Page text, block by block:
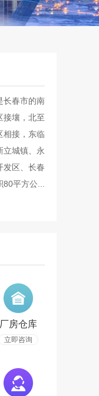
长春市的南
接壤，北至
相接，东临
立城镇、永
发区、长春
平方公...
厂房仓库
立即咨询